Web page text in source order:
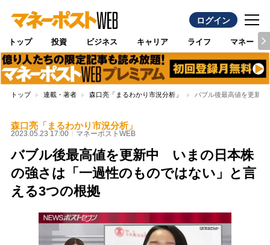
ログイン
トップ 投資 ビジネス キャリア ライフ マネー
トップ 連載・著者 森口亮「まるわかり市況分析」 バブル後最高値を更新
森口亮「まるわかり市況分析」
2023.05.23 17:00 マネーポストWEB
バブル後最高値を更新中 いまの日本株
の強さは「一過性のものではない」と言
える3つの根拠